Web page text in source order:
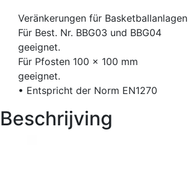
Veränkerungen für Basketballanlagen
Für Best. Nr. BBG03 und BBG04
geeignet.
Für Pfosten 100 x 100 mm
geeignet.
• Entspricht der Norm EN1270
Beschrijving